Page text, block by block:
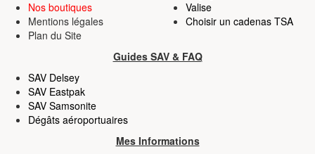
Nos boutiques
Mentions légales
Plan du Site
Valise
Choisir un cadenas TSA
Guides SAV & FAQ
SAV Delsey
SAV Eastpak
SAV Samsonite
Dégâts aéroportuaires
Mes Informations